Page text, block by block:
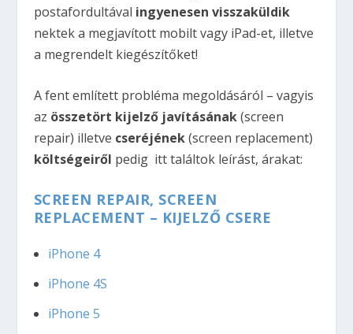
postafordultával ingyenesen visszaküldik
nektek a megjavított mobilt vagy iPad-et, illetve
a megrendelt kiegészítőket!
A fent említett probléma megoldásáról – vagyis
az összetört kijelző javításának(screen
repair) illetve cseréjének(screen replacement)
költségeiről pedig itt találtok leírást, árakat:
SCREEN REPAIR, SCREEN
REPLACEMENT – KIJELZŐ CSERE
iPhone 4
iPhone 4S
iPhone 5